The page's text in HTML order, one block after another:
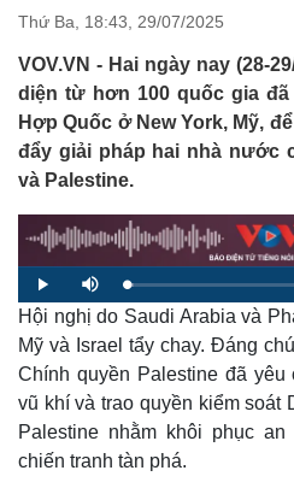
Nhận diện sự thật
Thứ Ba, 18:43, 29/07/2025
VOV.VN - Hai ngày nay (28-
diện từ hơn 100 quốc gia
Hợp Quốc ở New York, Mỹ,
đẩy giải pháp hai nhà nước
và Palestine.
P
l
a
y
M
u
L
o
a
d
e
d
0
5
%
Hội nghị do Saudi Arabia và
Mỹ và Israel tẩy chay. Đáng
Chính quyền Palestine đã yêu
vũ khí và trao quyền kiểm soát
Palestine nhằm khôi phục
chiến tranh tàn phá.